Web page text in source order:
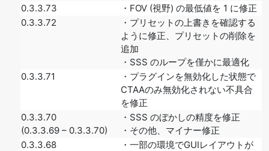
0.3.3.73
・FOV (視野) の最低値を 1 に修正
0.3.3.72
・プリセットの上書きを確認する
ように修正、プリセットの削除を
追加
・SSS のループを僅かに最適化
0.3.3.71
・プラグインを無効化した状態で
CTAAのみ無効化されない不具合
を修正
0.3.3.70
(0.3.3.69 – 0.3.3.70)
・SSS のぼかしの精度を修正
・その他、マイナー修正
0.3.3.68
・一部の環境でGUIレイアウトが